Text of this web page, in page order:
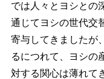
では人々とヨシとの
通じてヨシの世代交
寄与してきましたが
るにつれて、ヨシの
対する関心は薄れて